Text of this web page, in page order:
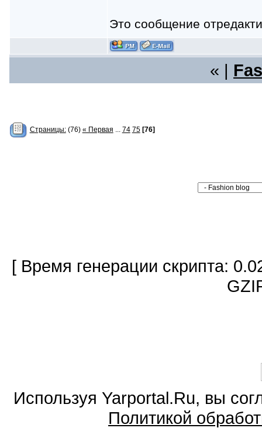
Это сообщение
« |
Страницы:(76) « Первая ... 74 75 [76]
[ Время генерации скрипта:
Используя Yarportal.Ru, вы
Политикой